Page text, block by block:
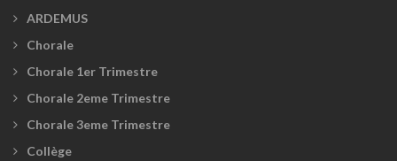
ARDEMUS
Chorale
Chorale 1er Trimestre
Chorale 2eme Trimestre
Chorale 3eme Trimestre
Collège